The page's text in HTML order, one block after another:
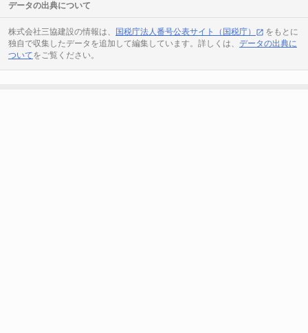
データの出典について
株式会社三協建設の情報は、 国税庁法人番号公表サイト（国税庁）
をもとに
独自で収集したデータを追加して編集しています。詳しくは、 データの出典に
ついてをご覧ください。